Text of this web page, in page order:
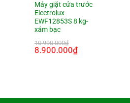
Máy giặt cửa trước
Electrolux
EWF12853S 8 kg-
xám bạc
10.990.000₫
Giá
gốc
8.900.000₫Giá
hiện